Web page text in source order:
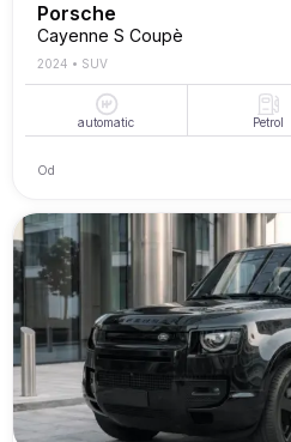
Porsche
Cayenne S Coupè
2024 • SUV
automatic Petrol
Od